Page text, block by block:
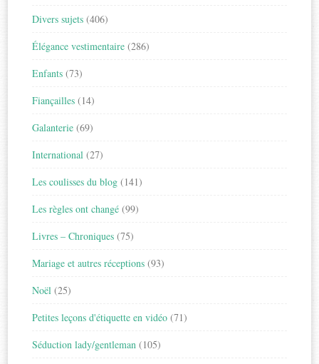
Divers sujets (406)
Élégance vestimentaire (286)
Enfants (73)
Fiançailles (14)
Galanterie (69)
International (27)
Les coulisses du blog (141)
Les règles ont changé (99)
Livres – Chroniques (75)
Mariage et autres réceptions (93)
Noël (25)
Petites leçons d'étiquette en vidéo (71)
Séduction lady/gentleman (105)